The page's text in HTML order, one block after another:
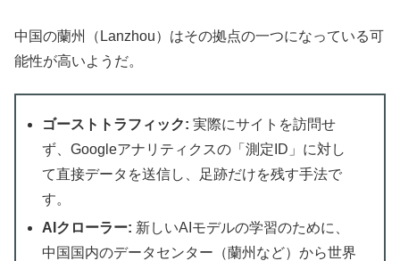
中国の蘭州（Lanzhou）はその拠点の一つになっている可
能性が高いようだ。
ゴーストトラフィック: 実際にサイトを訪問せ
ず、Googleアナリティクスの「測定ID」に対し
て直接データを送信し、足跡だけを残す手法で
す。
AIクローラー: 新しいAIモデルの学習のために、
中国国内のデータセンター（蘭州など）から世界